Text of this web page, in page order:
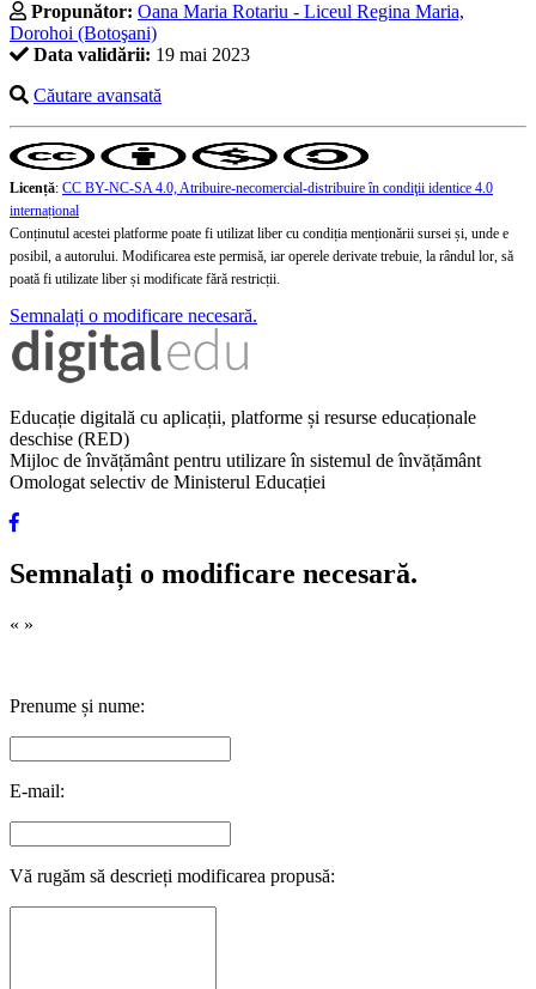
Propunător: Oana Maria Rotariu - Liceul Regina Maria,
Dorohoi (Botoşani)
Data validării: 19 mai 2023
Căutare avansată
Licență: CC BY-NC-SA 4.0, Atribuire-necomercial-distribuire în condiţii identice 4.0
internațional
Conținutul acestei platforme poate fi utilizat liber cu condiția menționării sursei și, unde e
posibil, a autorului. Modificarea este permisă, iar operele derivate trebuie, la rândul lor, să
poată fi utilizate liber și modificate fără restricții.
Semnalați o modificare necesară.
Educație digitală cu aplicații, platforme și resurse educaționale
deschise (RED)
Mijloc de învățământ pentru utilizare în sistemul de învățământ
Omologat selectiv de Ministerul Educației
Semnalați o modificare necesară.
« »
Prenume și nume:
E-mail:
Vă rugăm să descrieți modificarea propusă: